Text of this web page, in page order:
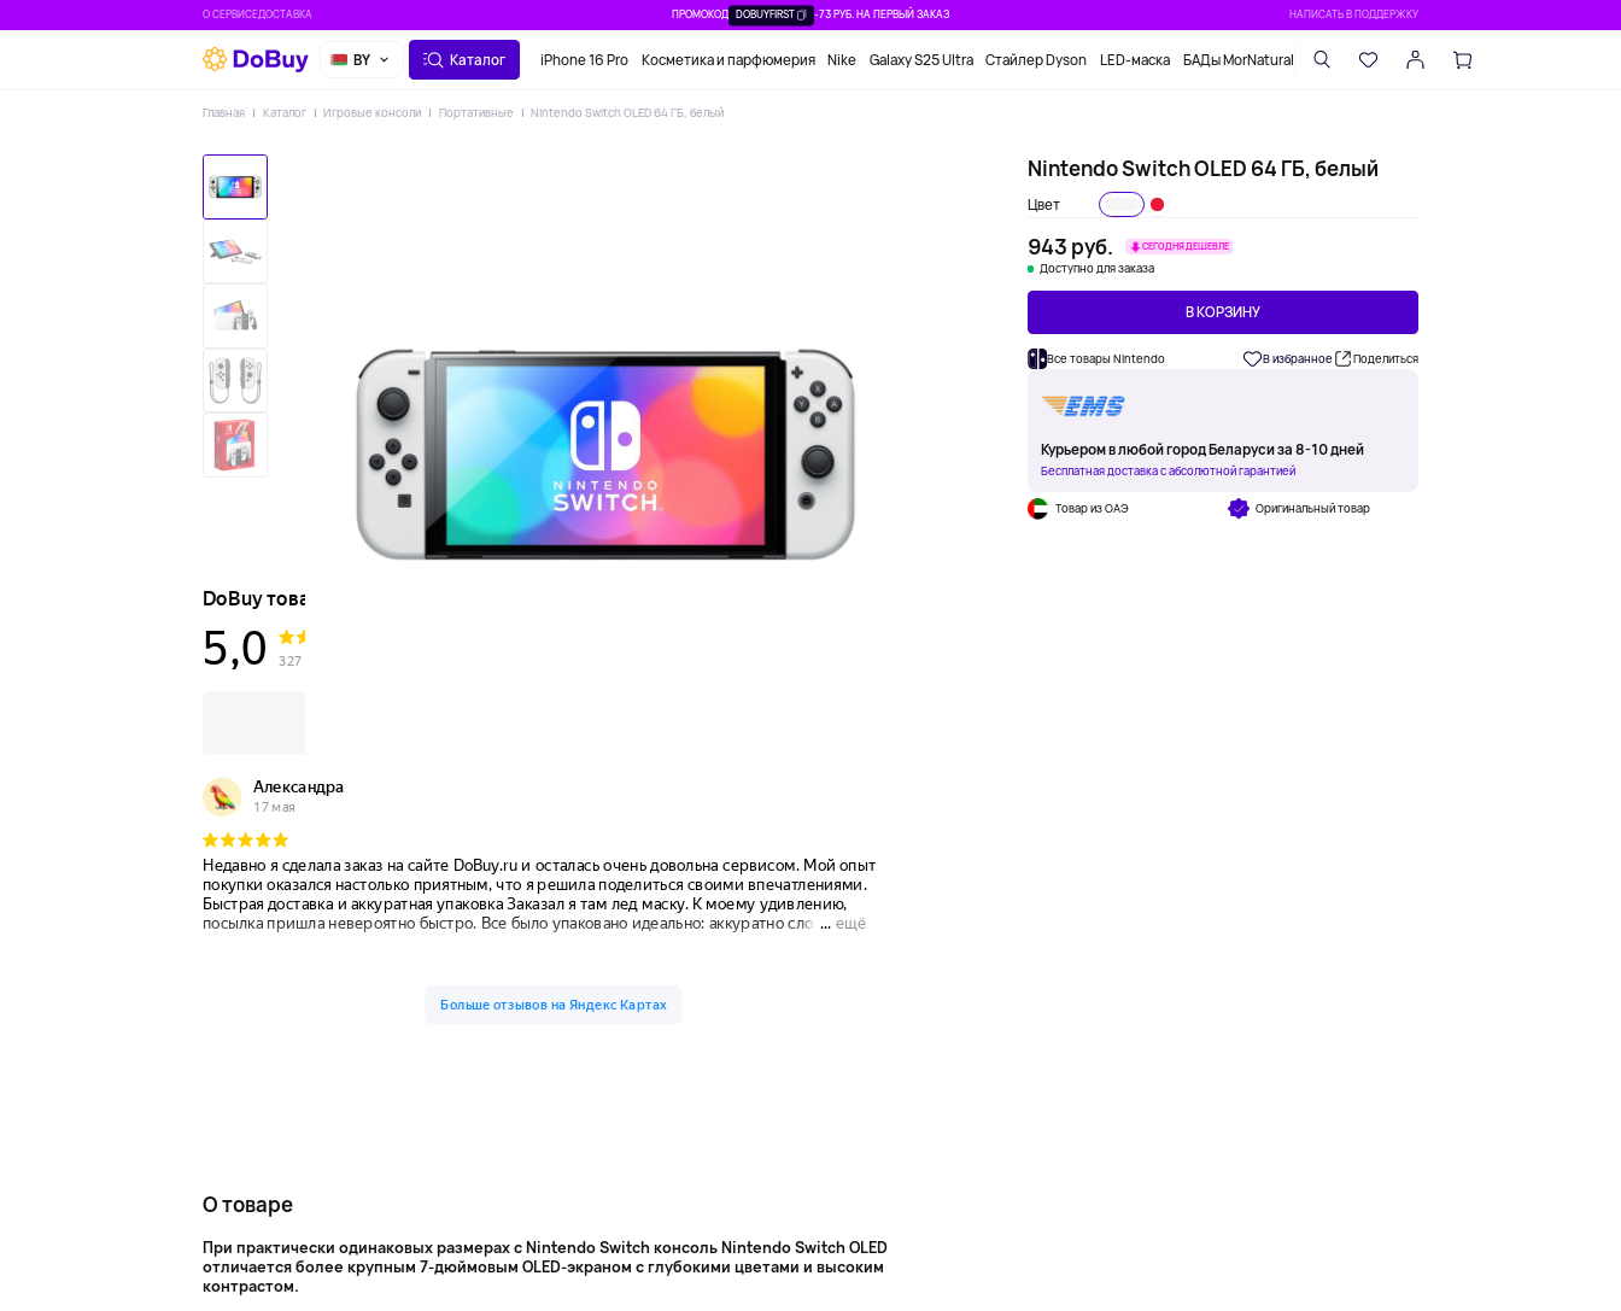
О СЕРВИСЕДОСТАВКА ПРОМОКОД DOBUYFIRST -73 РУБ. НА ПЕРВЫЙ ЗАКАЗ НАПИСАТЬ В ПОДДЕРЖКУ
BY Каталог iPhone 16 Pro Косметика и парфюмерия Nike Galaxy S25 Ultra Стайлер Dyson LED-маска БАДы MorNatural
Главная Каталог Игровые консоли Портативные Nintendo Switch OLED 64 ГБ, белый
Nintendo Switch OLED 64 ГБ, белый
Цвет
943 руб. СЕГОДНЯ ДЕШЕВЛЕ
Доступно для заказа
В КОРЗИНУ
Все товары Nintendo В избранное Поделиться
Курьером в любой город Беларуси за 8-10 дней
Бесплатная доставка с абсолютной гарантией
Товар из ОАЭ Оригинальный товар
О товаре
При практически одинаковых размерах с Nintendo Switch консоль Nintendo Switch OLED
отличается более крупным 7-дюймовым OLED-экраном с глубокими цветами и высоким
контрастом.